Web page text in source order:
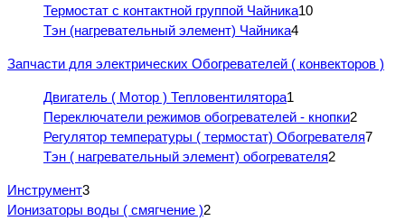
Термостат с контактной группой Чайника10
Тэн (нагревательный элемент) Чайника4
Запчасти для электрических Обогревателей ( конвекторов )
Двигатель ( Мотор ) Тепловентилятора1
Переключатели режимов обогревателей - кнопки2
Регулятор температуры ( термостат) Обогревателя7
Тэн ( нагревательный элемент) обогревателя2
Инструмент3
Ионизаторы воды ( смягчение )2